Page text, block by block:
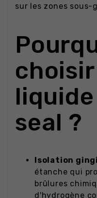
sur les zones sous-
seal ?
Isolation
étanche qui
brûlures
d'hydrogène